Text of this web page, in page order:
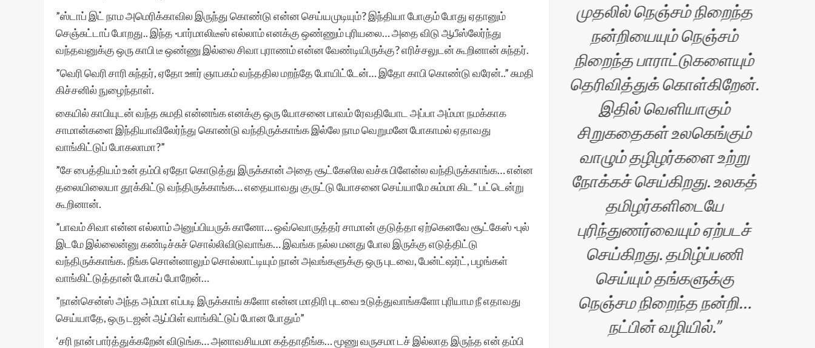
”ஸ்டாப் இட் நாம அமெரிக்காவில இருந்து கொண்டு என்ன செய்யமுடியும்? இந்தியா போகும் போது ஏதானும்
செஞ்சுட்டாப் போறது.. இந்த ·பார்மாலிடீஸ் எல்லாம் எனக்கு ஒண்ணும் புரியலை… அதை விடு ஆபீஸ்லேர்ந்து
வந்தவனுக்கு ஒரு காபி டீ ஒண்ணு இல்லை சிவா புராணம் என்ன வேண்டியிருக்கு? எரிச்சலுடன் கூறினான் சுந்தர்.
”வெரி வெரி சாரி சுந்தர், ஏதோ ஊர் ஞாபகம் வந்ததில மறந்தே போயிட்டேன்… இதோ காபி கொண்டு வரேன்..” சுமதி
கிச்சனில் நுழைந்தாள்.
கையில் காபியுடன் வந்த சுமதி என்னங்க எனக்கு ஒரு யோசனை பாவம் ரேவதியோட அப்பா அம்மா நமக்காக
சாமான்களை இந்தியாவிலேர்ந்து கொண்டு வந்திருக்காங்க இல்லே நாம வெறுமனே போகாமல் ஏதாவது
வாங்கிட்டுப் போகலாமா?”
”சே பைத்தியம் உன் தம்பி ஏதோ கொடுத்து இருக்கான் அதை சூட்கேஸில வச்சு பிளேன்ல வந்திருக்காங்க… என்ன
தலையிலையா தூக்கிட்டு வந்திருக்காங்க… எதையாவது குருட்டு யோசனை செய்யாமே சும்மா கிட” பட்டென்று
கூறினான்.
”பாவம் சிவா என்ன எல்லாம் அனுப்பியருக் கானோ… ஒவ்வொருத்தர் சாமான் குடுத்தா ஏற்கெனவே சூட்கேஸ் ·புல்
இடமே இல்லைன்னு கண்டிச்சுச் சொல்லிவிடுவாங்க… இவங்க நல்ல மனது போல இருக்கு எடுத்திட்டு
வந்திருக்காங்க. நீங்க சொன்னாலும் சொல்லாட்டியும் நான் அவங்களுக்கு ஒரு புடவை, பேன்ட்ஷர்ட், பழங்கள்
வாங்கிட்டுத்தான் போகப் போறேன்…
”நான்சென்ஸ் அந்த அம்மா எப்படி இருக்காங் களோ என்ன மாதிரி புடவை உடுத்துவாங்களோ புரியாம நீ எதாவது
செய்யாதே, ஒரு டஜன் ஆப்பிள் வாங்கிட்டுப் போன போதும்”
‘சரி நான் பார்த்துக்கறேன் விடுங்க… அனாவசியமா கத்தாதீங்க… மூணு வருசமா டச் இல்லாத இருந்த என் தம்பி
சிறுகதைகளை பிரசுரித்து
வருவது மகிழ்ச்சி தருகிறது.
ஆனால் சாதாரண
சிறுகதைகளை நிறையப்
பேர் படிக்கிறார்கள் என்பது
ஆச்சர்யமாக உள்ளது.
கதைகளை சிலரே
கண்டேன். தொடர்ந்து
இலக்கியவாதிகளுக்கு
முதலில் நெஞ்சம் நிறைந்த
நன்றியையும் நெஞ்சம்
நிறைந்த பாராட்டுகளையும்
தெரிவித்துக் கொள்கிறேன்.
இதில் வெளியாகும்
சிறுகதைகள் உலகெங்கும்
வாழும் தழிழர்களை உற்று
நோக்கச் செய்கிறது. உலகத்
தமிழர்களிடையே
புரிந்துணர்வையும் ஏற்படச்
செய்கிறது. தமிழ்ப்பணி
செய்யும் தங்களுக்கு
நெஞ்சம நிறைந்த நன்றி…
நட்பின் வழியில்.